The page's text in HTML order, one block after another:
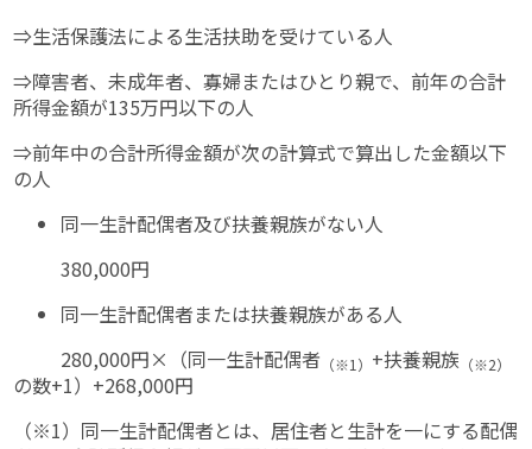
⇒生活保護法による生活扶助を受けている人
⇒障害者、未成年者、寡婦またはひとり親で、前年の合計
所得金額が135万円以下の人
⇒前年中の合計所得金額が次の計算式で算出した金額以下
の人
同一生計配偶者及び扶養親族がない人
380,000円
同一生計配偶者または扶養親族がある人
280,000円×（同一生計配偶者 （※1） +扶養親族 （※2）
の数+1）+268,000円
（※1）同一生計配偶者とは、居住者と生計を一にする配偶